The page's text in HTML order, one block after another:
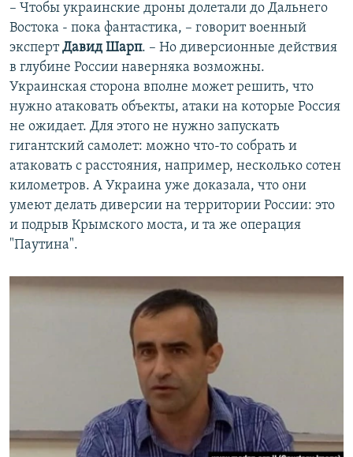
– Чтобы украинские дроны долетали до Дальнего
Востока - пока фантастика, – говорит военный
экспертДавид Шарп. – Но диверсионные действия
в глубине России наверняка возможны.
Украинская сторона вполне может решить, что
нужно атаковать объекты, атаки на которые Россия
не ожидает. Для этого не нужно запускать
гигантский самолет: можно что-то собрать и
атаковать с расстояния, например, несколько сотен
километров. А Украина уже доказала, что они
умеют делать диверсии на территории России: это
и подрыв Крымского моста, и та же операция
"Паутина".